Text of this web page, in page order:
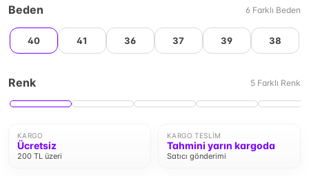
Beden 6 Farklı Beden
40 41 36 37 39 38
Renk 5 Farklı Renk
KARGO
Ücretsiz
200 TL üzeri
KARGO TESLIM
Tahmini yarın kargoda
Satıcı gönderimi